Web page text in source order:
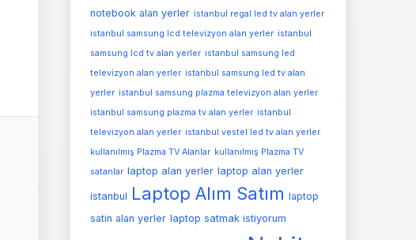
notebook alan yerler istanbul regal led tv alan yerler
istanbul samsung lcd televizyon alan yerler istanbul
samsung lcd tv alan yerler istanbul samsung led
televizyon alan yerler istanbul samsung led tv alan
yerler istanbul samsung plazma televizyon alan yerler
istanbul samsung plazma tv alan yerler istanbul
televizyon alan yerler istanbul vestel led tv alan yerler
kullanılmış Plazma TV Alanlar kullanılmış Plazma TV
satanlar laptop alan yerler laptop alan yerler
istanbul Laptop Alım Satım laptop
satin alan yerler laptop satmak istiyorum